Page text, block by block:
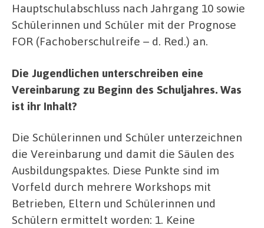
Hauptschulabschluss nach Jahrgang 10 sowie
Schülerinnen und Schüler mit der Prognose
FOR (Fachoberschulreife – d. Red.) an.
Die Jugendlichen unterschreiben eine
Vereinbarung zu Beginn des Schuljahres. Was
ist ihr Inhalt?
Die Schülerinnen und Schüler unterzeichnen
die Vereinbarung und damit die Säulen des
Ausbildungspaktes. Diese Punkte sind im
Vorfeld durch mehrere Workshops mit
Betrieben, Eltern und Schülerinnen und
Schülern ermittelt worden: 1. Keine